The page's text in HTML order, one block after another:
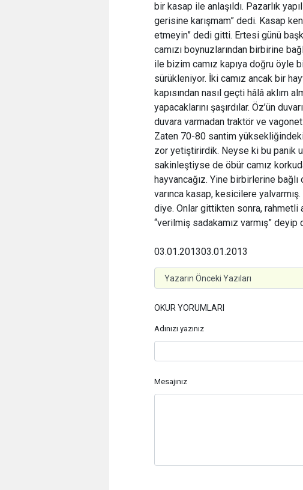
bir kasap ile anlaşıldı. Pazarlık
gerisine karışmam” dedi. Kasap
etmeyin” dedi gitti. Ertesi günü
camızı boynuzlarından birbirine
ile bizim camız kapıya doğru öyle
sürükleniyor. İki camız ancak bir
kapısından nasıl geçti hâlâ aklım
yapacaklarını şaşırdılar. Öz’ün
duvara varmadan traktör ve
Zaten 70-80 santim yüksekliğindeki
zor yetiştirirdik. Neyse ki bu panik
sakinleştiyse de öbür camız
hayvancağız. Yine birbirlerine
varınca kasap, kesicilere
diye. Onlar gittikten sonra, rahmetli
“verilmiş sadakamız varmış” deyip
03.01.2013
03.01.2013
OKUR YORUMLARI
Adınızı yazınız
Mesajınız